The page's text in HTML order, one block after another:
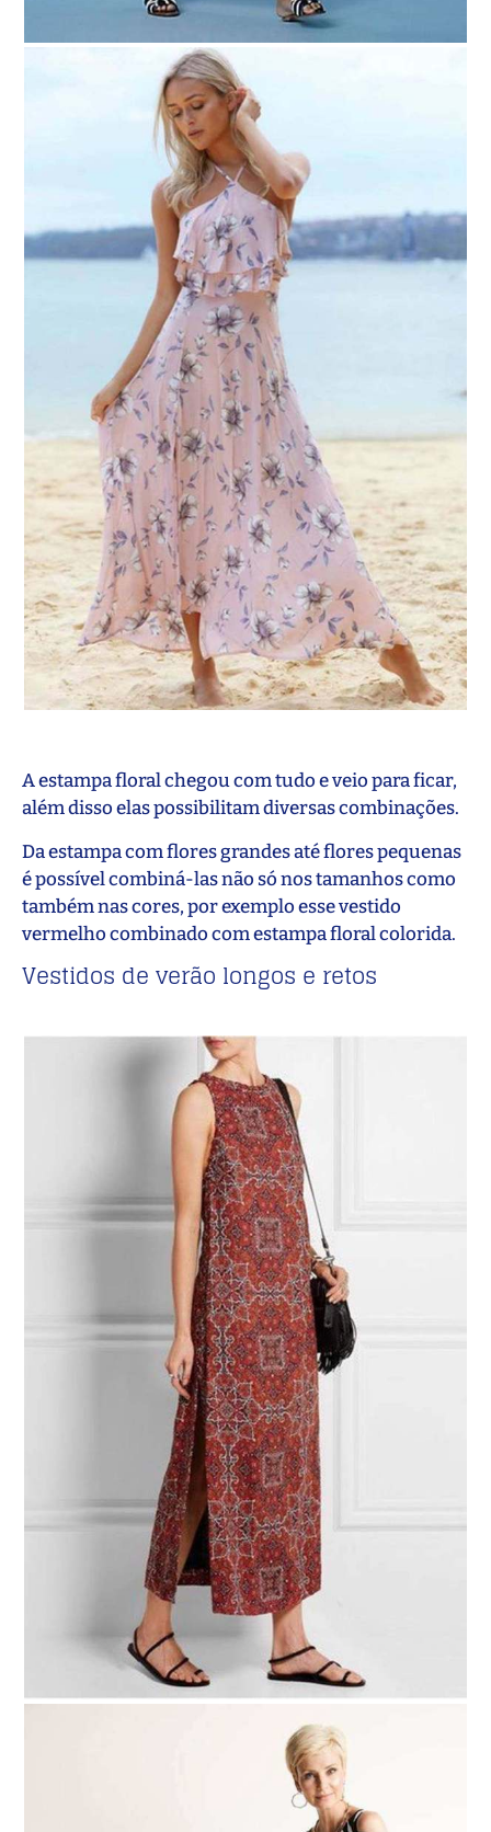
A estampa floral chegou com tudo e veio para ficar,
além disso elas possibilitam diversas combinações.
Da estampa com flores grandes até flores pequenas
é possível combiná-las não só nos tamanhos como
também nas cores, por exemplo esse vestido
vermelho combinado com estampa floral colorida.
Vestidos de verão longos e retos